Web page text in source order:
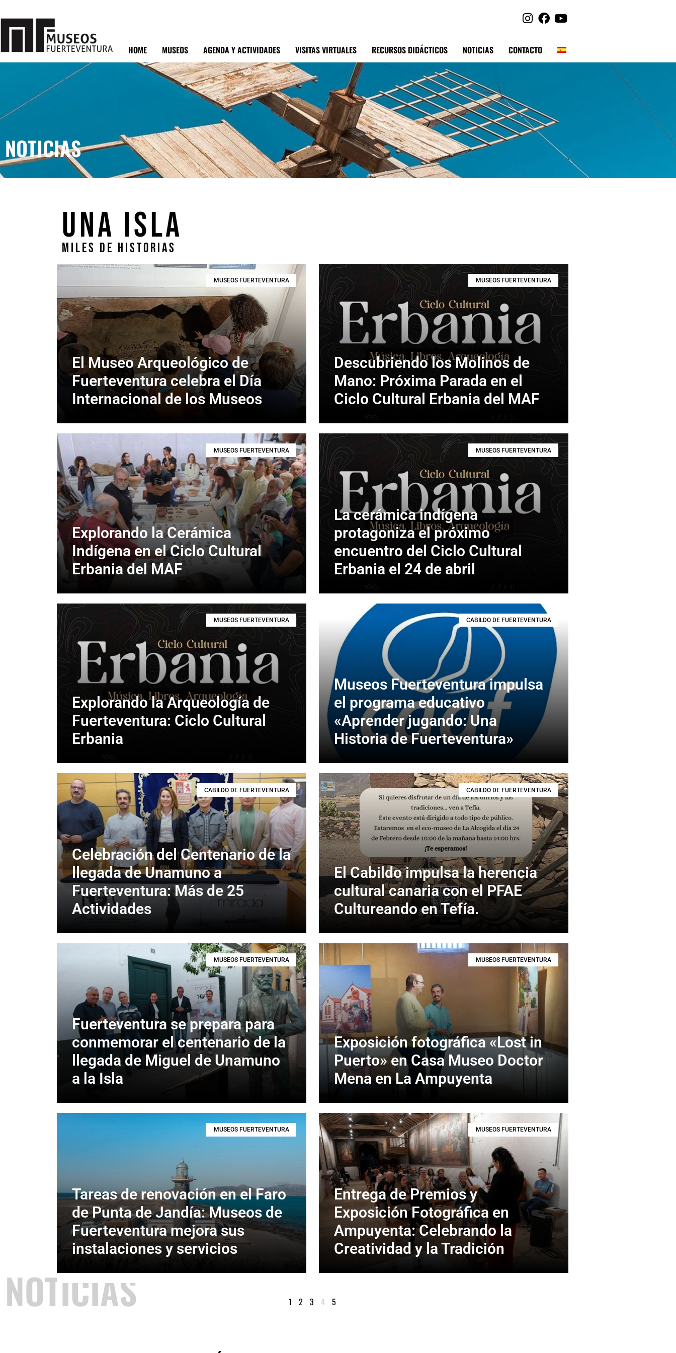
HOME MUSEOS AGENDA Y ACTIVIDADES VISITAS VIRTUALES RECURSOS DIDÁCTICOS NOTICIAS CONTACTO
NOTICIAS
NOTICIAS
UNA ISLA
MILES DE HISTORIAS
MUSEOS FUERTEVENTURA
El Museo Arqueológico de
Fuerteventura celebra el Día
Internacional de los Museos
MUSEOS FUERTEVENTURA
Descubriendo los Molinos de
Mano: Próxima Parada en el
Ciclo Cultural Erbania del MAF
MUSEOS FUERTEVENTURA
Explorando la Cerámica
Indígena en el Ciclo Cultural
Erbania del MAF
MUSEOS FUERTEVENTURA
La cerámica indígena
protagoniza el próximo
encuentro del Ciclo Cultural
Erbania el 24 de abril
MUSEOS FUERTEVENTURA
Explorando la Arqueología de
Fuerteventura: Ciclo Cultural
Erbania
CABILDO DE FUERTEVENTURA
Museos Fuerteventura impulsa
el programa educativo
«Aprender jugando: Una
Historia de Fuerteventura»
CABILDO DE FUERTEVENTURA
Celebración del Centenario de la
llegada de Unamuno a
Fuerteventura: Más de 25
Actividades
CABILDO DE FUERTEVENTURA
El Cabildo impulsa la herencia
cultural canaria con el PFAE
Cultureando en Tefía.
MUSEOS FUERTEVENTURA
Fuerteventura se prepara para
conmemorar el centenario de la
llegada de Miguel de Unamuno
a la Isla
MUSEOS FUERTEVENTURA
Exposición fotográfica «Lost in
Puerto» en Casa Museo Doctor
Mena en La Ampuyenta
MUSEOS FUERTEVENTURA
Tareas de renovación en el Faro
de Punta de Jandía: Museos de
Fuerteventura mejora sus
instalaciones y servicios
MUSEOS FUERTEVENTURA
Entrega de Premios y
Exposición Fotográfica en
Ampuyenta: Celebrando la
Creatividad y la Tradición
1 2 3 4 5